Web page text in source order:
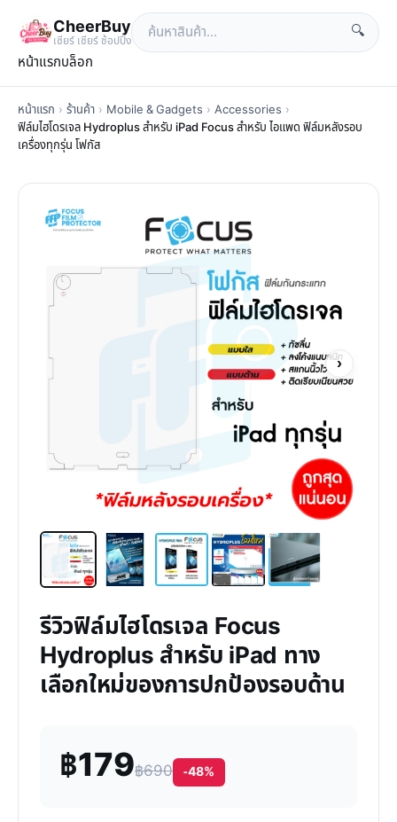
CheerBuy
เซียร์ เซียร์ ช้อปปิ้ง
🔍
หน้าแรกบล็อก
หน้าแรก › ร้านค้า › Mobile & Gadgets › Accessories ›
ฟิล์มไฮโดรเจล Hydroplus สำหรับ iPad Focus สำหรับ ไอแพด ฟิล์มหลังรอบ
เครื่องทุกรุ่น โฟกัส
›
รีวิวฟิล์มไฮโดรเจล Focus
Hydroplus สำหรับ iPad ทาง
เลือกใหม่ของการปกป้องรอบด้าน
฿179฿690 -48%